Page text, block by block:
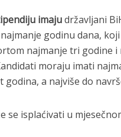
imajudržavljani
godinu dana,
najmanje tri godine
moraju imati
godina, a najviše do
se isplaćivati u